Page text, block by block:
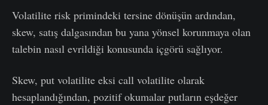
Volatilite risk primindeki tersine dönüşün ardından,
skew, satış dalgasından bu yana yönsel korunmaya olan
talebin nasıl evrildiği konusunda içgörü sağlıyor.
Skew, put volatilite eksi call volatilite olarak
hesaplandığından, pozitif okumalar putların eşdeğer